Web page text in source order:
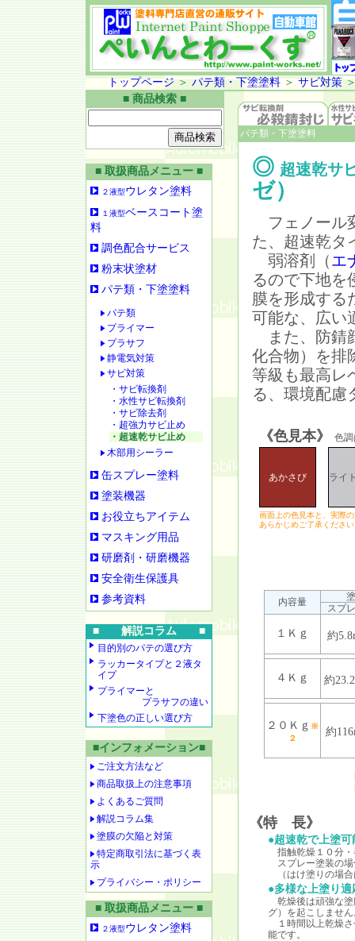
トップページ ＞ パテ類・下塗塗料＞ サビ対策
■ 商品検索 ■
■ 取扱商品メニュー ■
２液型ウレタン塗料
１液型ベースコート塗
料
調色配合サービス
粉末状塗材
パテ類・下塗塗料
パテ類
プライマー
プラサフ
静電気対策
サビ対策
・サビ転換剤
・水性サビ転換剤
・サビ除去剤
・超強力サビ止め
・超速乾サビ止め
木部用シーラー
缶スプレー塗料
塗装機器
お役立ちアイテム
マスキング用品
研磨剤・研磨機器
安全衛生保護具
参考資料
■ 解説コラム ■
目的別のパテの選び方
ラッカータイプと２液タ
イプ
プライマーと
プラサフの違い
下塗色の正しい選び方
■インフォメーション■
ご注文方法など
商品取扱上の注意事項
よくあるご質問
解説コラム集
塗膜の欠陥と対策
特定商取引法に基づく表
示
プライバシー・ポリシー
パテ類・下塗塗料
◎ 超速乾サ
ゼ）
フェノール
た、超速乾タ
弱溶剤（エ
るので下地を
膜を形成する
可能な、広い
また、防錆
化合物）を排
等級も最高
る、環境配慮
《色見本》 色
あかさび ライ
画面上の色見本と、実際
あらかじめご了承くださ
内容量
スプ
１Ｋｇ 約
４Ｋｇ 約
２０Ｋｇ ※
２
約
《特 長》
●超速乾で上塗
指触乾燥１０分・
スプレー塗装の場
（はけ塗りの場合
●多様な上塗り適
乾燥後は頑強な塗
グ）を起こしません
１時間以上乾燥さ
能です。
■ 取扱商品メニュー ■
２液型ウレタン塗料